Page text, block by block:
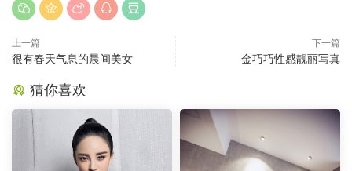
上一篇
很有春天气息的晨间美女
下一篇
金巧巧性感靓丽写真
猜你喜欢